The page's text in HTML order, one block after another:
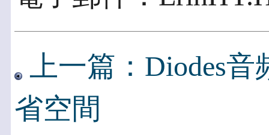
上一篇：Diodes
省空間